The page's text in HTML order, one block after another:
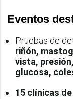
Eventos
Pruebas de
riñón,
vista,
glucosa,
15 clínicas